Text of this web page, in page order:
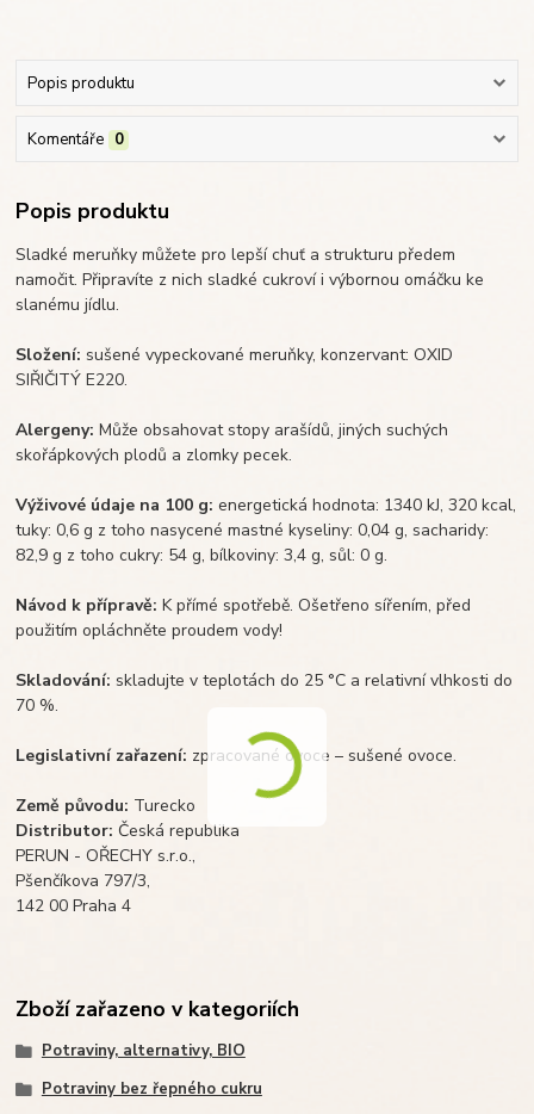
Popis produktu
Komentáře 0
Popis produktu
Sladké meruňky můžete pro lepší chuť a strukturu předem
namočit. Připravíte z nich sladké cukroví i výbornou omáčku ke
slanému jídlu.
Složení: sušené vypeckované meruňky, konzervant: OXID
SIŘIČITÝ E220.
Alergeny:Může obsahovat stopy arašídů, jiných suchých
skořápkových plodů a zlomky pecek.
Výživové údaje na 100 g:energetická hodnota: 1340 kJ, 320 kcal,
tuky: 0,6 g z toho nasycené mastné kyseliny: 0,04 g, sacharidy:
82,9 g z toho cukry: 54 g, bílkoviny: 3,4 g, sůl: 0 g.
Návod k přípravě:K přímé spotřebě. Ošetřeno sířením, před
použitím opláchněte proudem vody!
Skladování: skladujte v teplotách do 25 °C a relativní vlhkosti do
70 %.
Legislativní zařazení: zpracované ovoce – sušené ovoce.
Země původu: Turecko
Distributor: Česká republika
PERUN - OŘECHY s.r.o.,
Pšenčíkova 797/3,
142 00 Praha 4
Zboží zařazeno v kategoriích
Potraviny, alternativy, BIO
Potraviny bez řepného cukru